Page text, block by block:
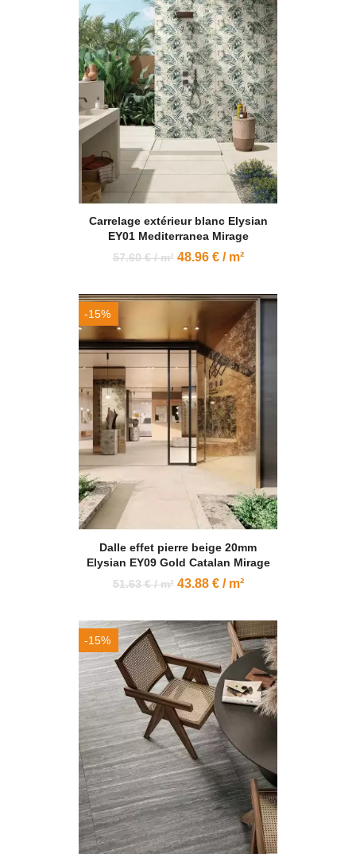
Carrelage extérieur blanc Elysian
EY01 Mediterranea Mirage
57.60 € / m² 48.96 € / m²
Dalle effet pierre beige 20mm
Elysian EY09 Gold Catalan Mirage
51.63 € / m² 43.88 € / m²
-15%
-15%